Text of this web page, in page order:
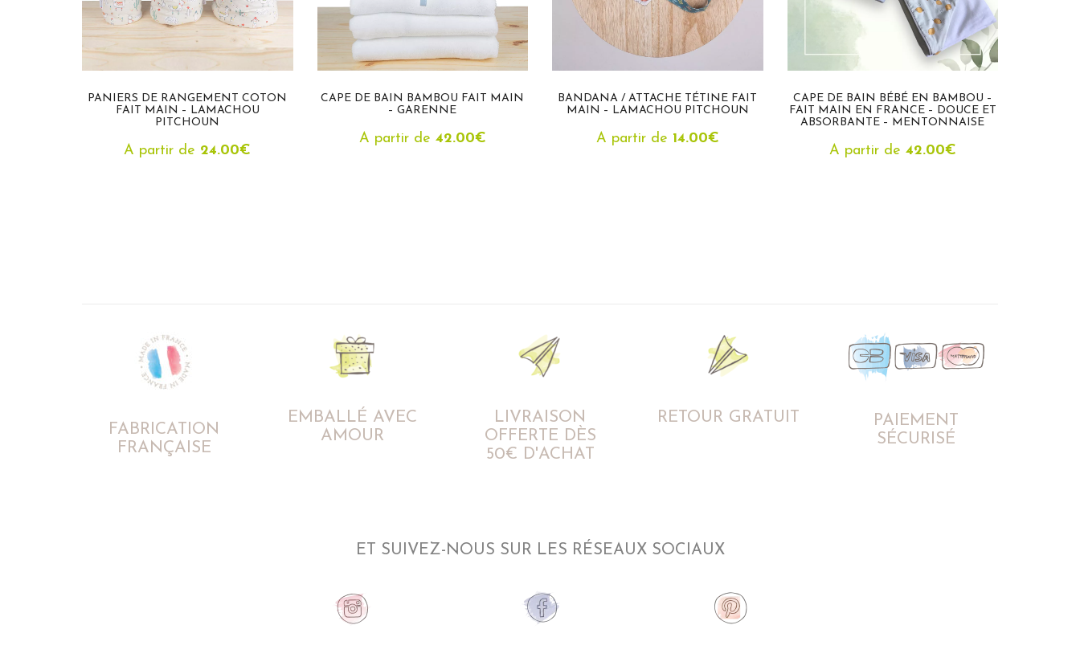
PANIERS DE RANGEMENT COTON
FAIT MAIN – LAMACHOU
PITCHOUN
A partir de 24.00€
CAPE DE BAIN BAMBOU FAIT MAIN
– GARENNE
A partir de 42.00€
BANDANA / ATTACHE TÉTINE FAIT
MAIN – LAMACHOU PITCHOUN
A partir de 14.00€
CAPE DE BAIN BÉBÉ EN BAMBOU –
FAIT MAIN EN FRANCE – DOUCE ET
ABSORBANTE – MENTONNAISE
A partir de 42.00€
FABRICATION
FRANÇAISE
EMBALLÉ AVEC
AMOUR
LIVRAISON
OFFERTE DÈS
50€ D'ACHAT
RETOUR GRATUIT
PAIEMENT
SÉCURISÉ
ET SUIVEZ-NOUS SUR LES RÉSEAUX SOCIAUX